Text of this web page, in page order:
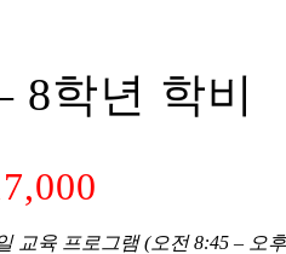
8학년 학비
교육 프로그램 (오전 8:45 – 오